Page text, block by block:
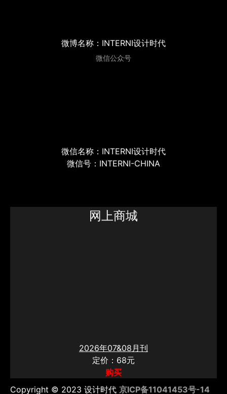
微博名称：INTERNI设计时代
微信公众号
微信名称：INTERNI设计时代
微信号：INTERNI-CHINA
网上商城
2026年07&08月刊
定价：68元
购买
Copyright © 2023 设计时代 京ICP备11041453号-14